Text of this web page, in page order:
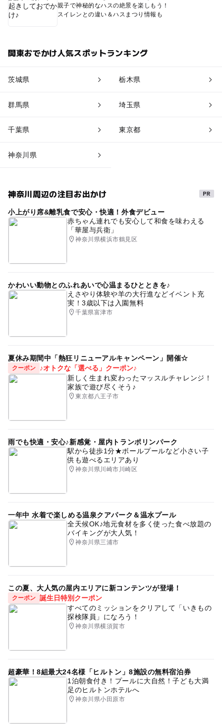
親子で神秘的なハスの絶景を楽しもう！
スイレンとの違い＆ハスまつり情報も
関東おでかけ人気スポットランキング
茨城県 栃木県
群馬県 埼玉県
千葉県 東京都
神奈川県
神奈川周辺の注目お出かけ
小上がり席&離乳食で安心・快適！外食デビュー
赤ちゃん連れでも安心して和食を味わえる
「華屋与兵衛」
神奈川県横浜市鶴見区
かわいい動物とのふれあいで心温まるひとときを♪
えさやり体験や羊の大行進などイベント充
実！3歳以下は入園無料
千葉県富津市
夏休み期間中「熱狂リニューアルキャンペーン」開催☆
クーポン
♪オトクな「選べる」クーポン♪
新しく生まれ変わったマッスルチャレンジ！
家族で遊び尽くそう♪
東京都八王子市
雨でも快適・安心♪新感覚・屋内トランポリンパーク
駅から徒歩1分★ボールプールなど小さい子
供も遊べるエリアあり
神奈川県川崎市川崎区
一年中 水着で楽しめる温泉クアパーク＆温水プール
全天候OK♪地元食材を多く使った食べ放題の
バイキングが大人気！
神奈川県三浦市
この夏、大人気の屋内エリアに新コンテンツが登場！
クーポン 誕生日特別クーポン
すべてのミッションをクリアして「いきもの
探検隊員」になろう！
神奈川県横須賀市
超豪華！8組最大24名様「ヒルトン」8施設の無料宿泊券
1泊朝食付き！プールに大自然！子ども大満
足のヒルトンホテルへ
神奈川県小田原市